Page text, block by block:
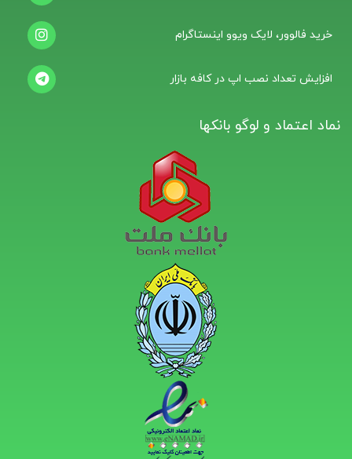
خرید فالوور، لایک ویوو اینستاگرام
افزایش تعداد نصب اپ در کافه بازار
نماد اعتماد و لوگو بانکها